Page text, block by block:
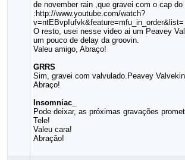
de november rain ,que gravei com o cap do
:http://www.youtube.com/watch?
v=ntEBvpIufvk&feature=mfu_in_order&list=
O resto, usei nesse video ai um Peavey
um pouco de delay da groovin.
Valeu amigo, Abraço!
GRRS
Sim, gravei com valvulado.Peavey
Abraço!
Insomniac_
Pode deixar, as próximas gravações
Tele!
Valeu cara!
Abração!